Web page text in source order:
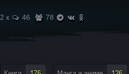
2 к 46 78